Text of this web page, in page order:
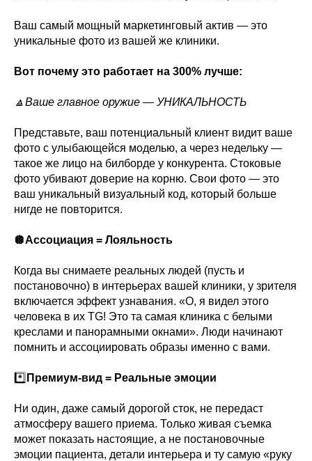
Ваш самый мощный маркетинговый актив — это
уникальные фото из вашей же клиники.
Вот почему это работает на 300% лучше:
🔼Ваше главное оружие — УНИКАЛЬНОСТЬ
Представьте, ваш потенциальный клиент видит ваше
фото с улыбающейся моделью, а через недельку —
такое же лицо на билборде у конкурента. Стоковые
фото убивают доверие на корню. Свои фото — это
ваш уникальный визуальный код, который больше
нигде не повторится.
🪩Ассоциация = Лояльность
Когда вы снимаете реальных людей (пусть и
постановочно) в интерьерах вашей клиники, у зрителя
включается эффект узнавания. «О, я видел этого
человека в их TG! Это та самая клиника с белыми
креслами и панорамными окнами». Люди начинают
помнить и ассоциировать образы именно с вами.
*️⃣ Премиум-вид = Реальные эмоции
Ни один, даже самый дорогой сток, не передаст
атмосферу вашего приема. Только живая съемка
может показать настоящие, а не постановочные
эмоции пациента, детали интерьера и ту самую «руку